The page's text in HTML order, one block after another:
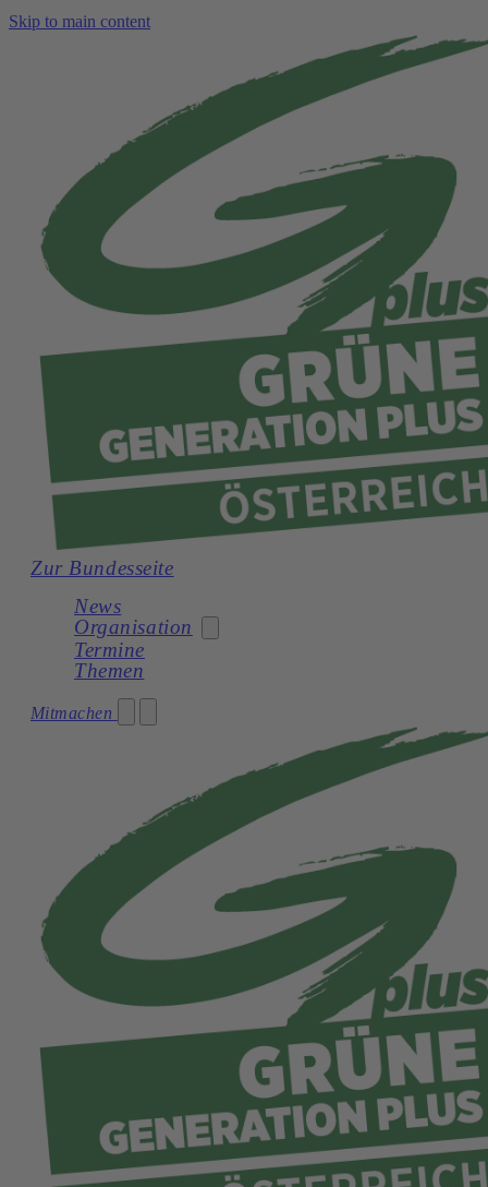
Skip to main content
Zur Bundesseite
News
Organisation
Generation Plus Burgenland
Generation Plus Kärnten
Generation Plus Niederösterreich
Generation Plus Oberösterreich
Generation Plus Salzburg
Generation Plus Steiermark
Generation Plus Tirol
Generation Plus Vorarlberg
Generation Plus Wien
Termine
Themen
Mitmachen